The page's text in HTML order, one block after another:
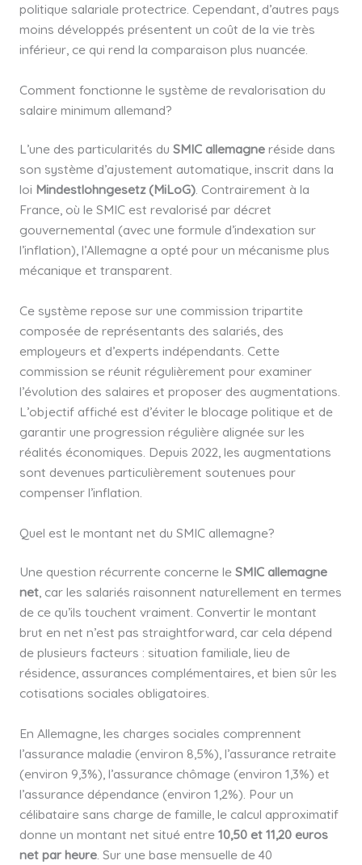
politique salariale protectrice. Cependant, d’autres pays
moins développés présentent un coût de la vie très
inférieur, ce qui rend la comparaison plus nuancée.
Comment fonctionne le système de revalorisation du
salaire minimum allemand?
L’une des particularités du SMIC allemagneréside dans
son système d’ajustement automatique, inscrit dans la
loi Mindestlohngesetz (MiLoG). Contrairement à la
France, où le SMIC est revalorisé par décret
gouvernemental (avec une formule d’indexation sur
l’inflation), l’Allemagne a opté pour un mécanisme plus
mécanique et transparent.
Ce système repose sur une commission tripartite
composée de représentants des salariés, des
employeurs et d’experts indépendants. Cette
commission se réunit régulièrement pour examiner
l’évolution des salaires et proposer des augmentations.
L’objectif affiché est d’éviter le blocage politique et de
garantir une progression régulière alignée sur les
réalités économiques. Depuis 2022, les augmentations
sont devenues particulièrement soutenues pour
compenser l’inflation.
Quel est le montant net du SMIC allemagne?
Une question récurrente concerne le SMIC allemagne
net, car les salariés raisonnent naturellement en termes
de ce qu’ils touchent vraiment. Convertir le montant
brut en net n’est pas straightforward, car cela dépend
de plusieurs facteurs : situation familiale, lieu de
résidence, assurances complémentaires, et bien sûr les
cotisations sociales obligatoires.
En Allemagne, les charges sociales comprennent
l’assurance maladie (environ 8,5%), l’assurance retraite
(environ 9,3%), l’assurance chômage (environ 1,3%) et
l’assurance dépendance (environ 1,2%). Pour un
célibataire sans charge de famille, le calcul approximatif
donne un montant net situé entre 10,50 et 11,20 euros
net par heure. Sur une base mensuelle de 40